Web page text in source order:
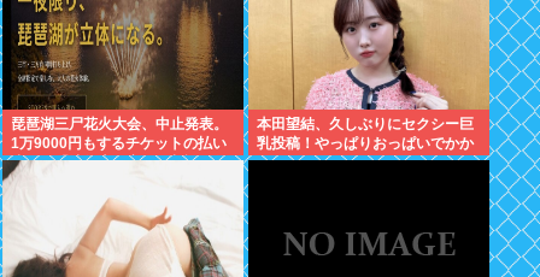
琵琶湖三尸花火大会、中止発表。
1万9000円もするチケットの払い
戻しは「法的専門家への相談を行
いながら」で確約せず
本田望結、久しぶりにセクシー巨
乳投稿！やっぱりおっぱいでかか
った！